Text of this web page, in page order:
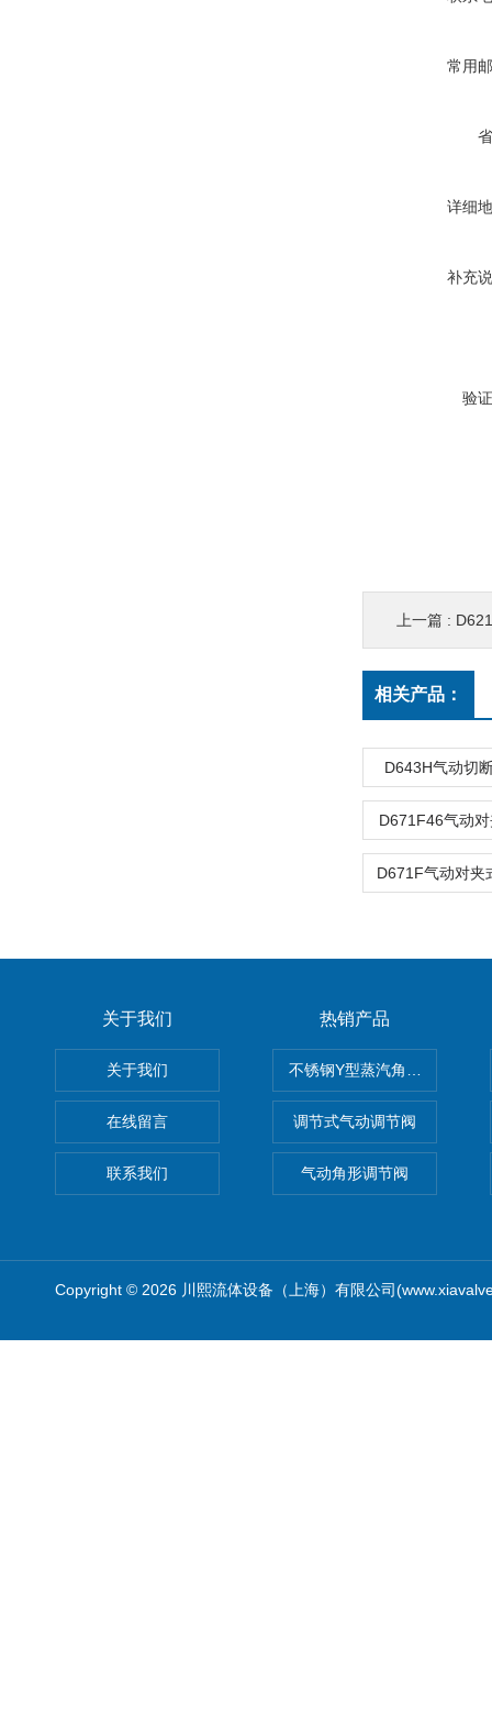
常用
详细
补充
验
上一篇 :
相关产品：
D643H气动切
D671F46气动
关于我们
关于我们
在线留言
联系我们
热销产品
不锈钢Y型蒸汽角座阀
调节式气动调节阀
气动角形调节阀
Copyright © 2026 川熙流体设备（上海）有限公司